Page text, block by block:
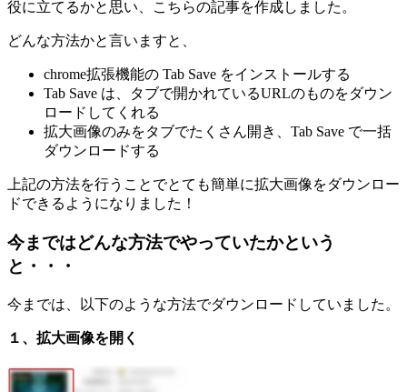
役に立てるかと思い、こちらの記事を作成しました。
どんな方法かと言いますと、
chrome拡張機能の Tab Save をインストールする
Tab Save は、タブで開かれているURLのものをダウン
ロードしてくれる
拡大画像のみをタブでたくさん開き、Tab Save で一括
ダウンロードする
上記の方法を行うことでとても簡単に拡大画像をダウンロー
ドできるようになりました！
今まではどんな方法でやっていたかという
と・・・
今までは、以下のような方法でダウンロードしていました。
１、拡大画像を開く